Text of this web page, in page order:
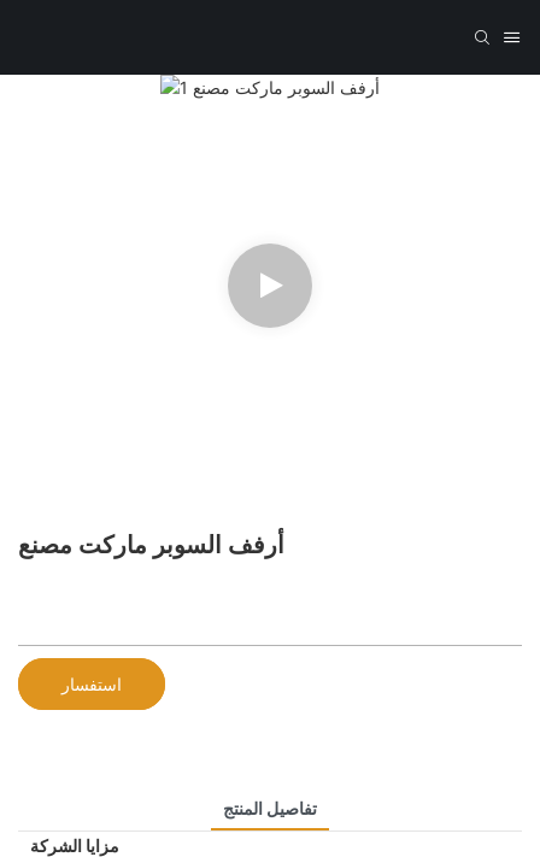
أرفف السوبر ماركت مصنع
استفسار
تفاصيل المنتج
مزايا الشركة